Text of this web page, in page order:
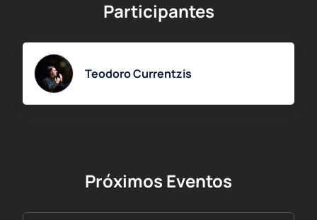
Participantes
Teodoro Currentzis
Próximos Eventos